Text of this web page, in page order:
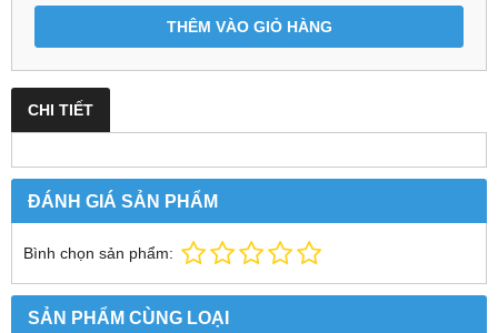
THÊM VÀO GIỎ HÀNG
CHI TIẾT
ĐÁNH GIÁ SẢN PHẨM
Bình chọn sản phẩm:
SẢN PHẨM CÙNG LOẠI